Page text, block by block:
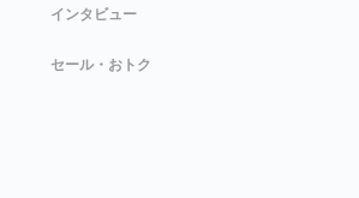
インタビュー
セール・おトク